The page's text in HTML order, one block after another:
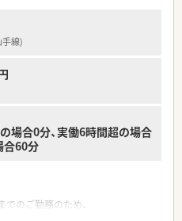
4つの勤務コースがあり、ライフプ
ます。
厚い借上げ社宅制度で、社員の生
導入しており、対人業務に集中でき
線)
場合0分、実働6時間超の場合
合60分
のご勤務のため、